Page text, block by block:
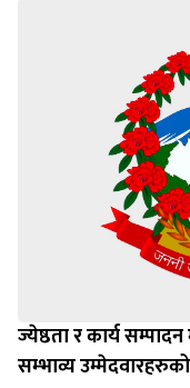
ज्येष्ठता र कार्य
सम्भाव्य